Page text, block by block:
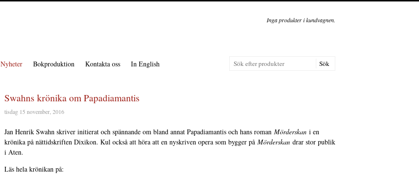
Inga produkter i kundvagnen.
Nyheter Bokproduktion Kontakta oss In English
Swahns krönika om Papadiamantis
tisdag 15 november, 2016
Jan Henrik Swahn skriver initierat och spännande om bland annat Papadiamantis och hans roman Mörderskan i en
krönika på nättidskriften Dixikon. Kul också att höra att en nyskriven opera som bygger på Mörderskan drar stor publik
i Aten.
Läs hela krönikan på: